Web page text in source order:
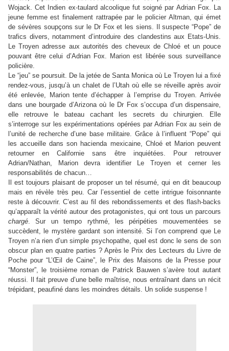
Wojack. Cet Indien ex-taulard alcoolique fut soigné par Adrian Fox. La
jeune femme est finalement rattrapée par le policier Altman, qui émet
de sévères soupçons sur le Dr Fox et les siens. Il suspecte“Pope” de
trafics divers, notamment d’introduire des clandestins aux Etats-Unis.
Le Troyen adresse aux autorités des cheveux de Chloé et un pouce
pouvant être celui d’Adrian Fox. Marion est libérée sous surveillance
policière.
Le “jeu” se poursuit. De la jetée de Santa Monica où Le Troyen lui a fixé
rendez-vous, jusqu’à un chalet de l’Utah où elle se réveille après avoir
été enlevée, Marion tente d’échapper à l’emprise du Troyen. Arrivée
dans une bourgade d’Arizona où le Dr Fox s’occupa d’un dispensaire,
elle retrouve le bateau cachant les secrets du chirurgien. Elle
s’interroge sur les expérimentations opérées par Adrian Fox au sein de
l’unité de recherche d’une base militaire. Grâce à l’influent“Pope” qui
les accueille dans son hacienda mexicaine, Chloé et Marion peuvent
retourner en Californie sans être inquiétées. Pour retrouver
Adrian/Nathan, Marion devra identifier Le Troyen et cerner les
responsabilités de chacun…
Il est toujours plaisant de proposer un tel résumé, qui en dit beaucoup
mais en révèle très peu. Car l’essentiel de cette intrigue foisonnante
reste à découvrir. C’est au fil des rebondissements et des flash-backs
qu’apparaît la vérité autour des protagonistes, qui ont tous un parcours
chargé. Sur un tempo rythmé, les péripéties mouvementées se
succèdent, le mystère gardant son intensité. Si l’on comprend que Le
Troyen n’a rien d’un simple psychopathe, quel est donc le sens de son
obscur plan en quatre parties ? Après le Prix des Lecteurs du Livre de
Poche pour“L’Œil de Caine”, le Prix des Maisons de la Presse pour
“Monster”, le troisième roman de Patrick Bauwen s’avère tout autant
réussi. Il fait preuve d’une belle maîtrise, nous entraînant dans un récit
trépidant, peaufiné dans les moindres détails. Un solide suspense !